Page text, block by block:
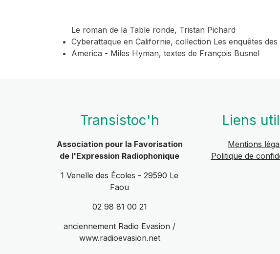
Le roman de la Table ronde, Tristan Pichard
Cyberattaque en Californie, collection Les enquêtes
America - Miles Hyman, textes de François Busnel
Transistoc'h
Association pour la Favorisation
de l'Expression Radiophonique
1 Venelle des Écoles - 29590 Le
Faou
02 98 81 00 21
anciennement Radio Evasion /
www.radioevasion.net
Liens
Mentions
Politique de